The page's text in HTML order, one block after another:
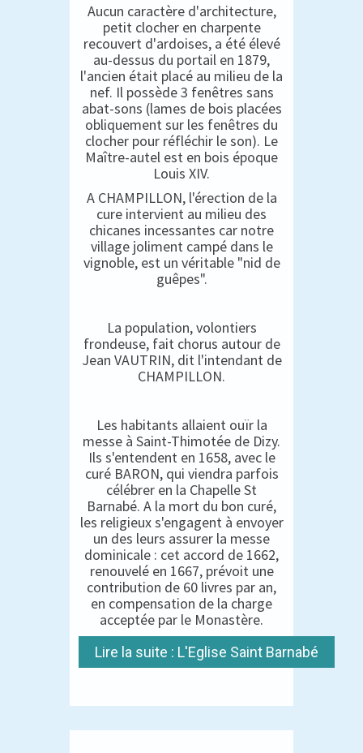
Aucun caractère d'architecture,
petit clocher en charpente
recouvert d'ardoises, a été élevé
au-dessus du portail en 1879,
l'ancien était placé au milieu de la
nef. Il possède 3 fenêtres sans
abat-sons (lames de bois placées
obliquement sur les fenêtres du
clocher pour réfléchir le son). Le
Maître-autel est en bois époque
Louis XIV.
A CHAMPILLON, l'érection de la
cure intervient au milieu des
chicanes incessantes car notre
village joliment campé dans le
vignoble, est un véritable "nid de
guêpes".
La population, volontiers
frondeuse, fait chorus autour de
Jean VAUTRIN, dit l'intendant de
CHAMPILLON.
Les habitants allaient ouïr la
messe à Saint-Thimotée de Dizy.
Ils s'entendent en 1658, avec le
curé BARON, qui viendra parfois
célébrer en la Chapelle St
Barnabé. A la mort du bon curé,
les religieux s'engagent à envoyer
un des leurs assurer la messe
dominicale : cet accord de 1662,
renouvelé en 1667, prévoit une
contribution de 60 livres par an,
en compensation de la charge
acceptée par le Monastère.
Lire la suite : L'Eglise Saint Barnabé